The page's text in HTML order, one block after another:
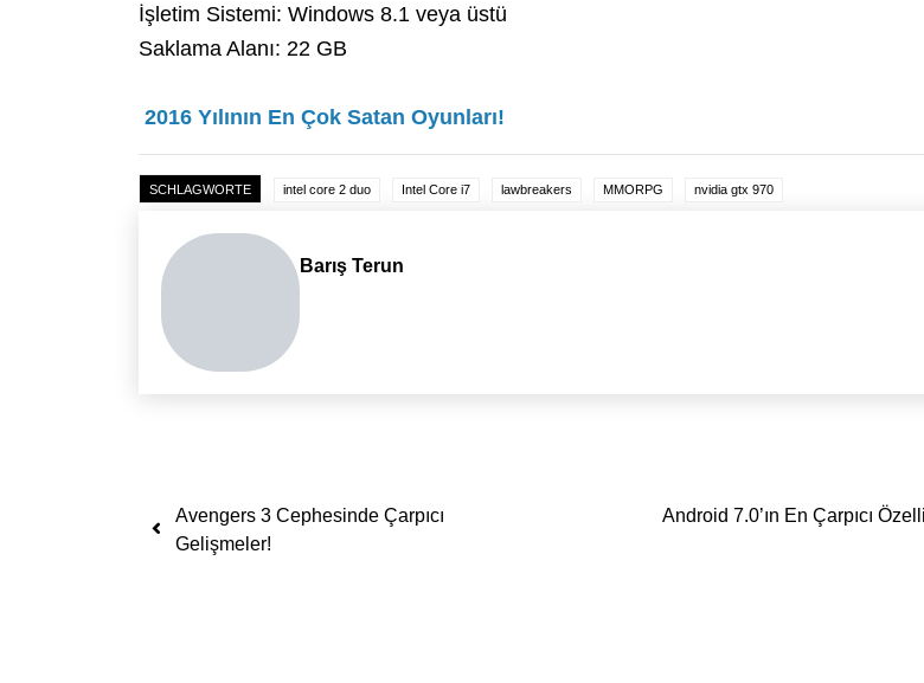
İşletim Sistemi: Windows 8.1 veya üstü
Saklama Alanı: 22 GB
2016 Yılının En Çok Satan Oyunları!
SCHLAGWORTE intel core 2 duo Intel Core i7 lawbreakers MMORPG nvidia gtx 970
Barış Terun
Yazı dolaşımı
Avengers 3 Cephesinde Çarpıcı
Gelişmeler!
Android 7.0’ın En Çarpıcı